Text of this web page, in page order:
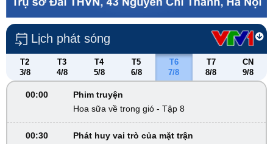
Lịch phát sóng
T2
3/8
T3
4/8
T4
5/8
T5
6/8
T6
7/8
T7
8/8
CN
9/8
00:00
Phim truyện
Hoa sữa về trong gió - Tập 8
00:30
Phát huy vai trò của mặt trận